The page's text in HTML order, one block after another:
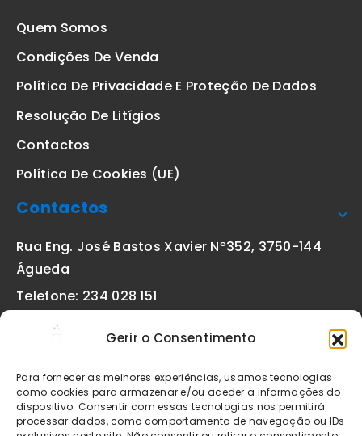
Gerir o Consentimento
Para fornecer as melhores experiências, usamos tecnologias
como cookies para armazenar e/ou aceder a informações do
dispositivo. Consentir com essas tecnologias nos permitirá
processar dados, como comportamento de navegação ou IDs
Quem Somos
Condições De Venda
Política De Privacidade E Proteção De Dados
Resolução De Litígios
Contactos
Política De Cookies (UE)
Contactos
Rua Eng. José Bastos Xavier Nº352, 3750-144
Águeda
Telefone: 234 028 151
geral@etiquetas-online.pt
Os preços indicados incluem IVA à taxa legal em vigor. Todos